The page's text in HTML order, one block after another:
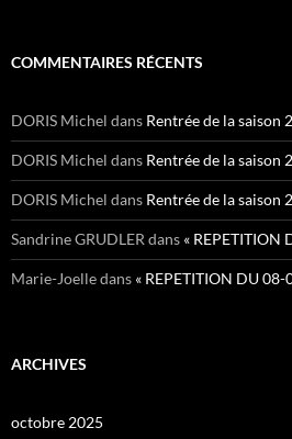
COMMENTAIRES RÉCENTS
DORIS Michel dans Rentrée de la saison
DORIS Michel dans Rentrée de la saison
DORIS Michel dans Rentrée de la saison
Sandrine GRUDLER dans « REPETITION
Marie-Joelledans « REPETITION DU 08-
ARCHIVES
octobre 2025